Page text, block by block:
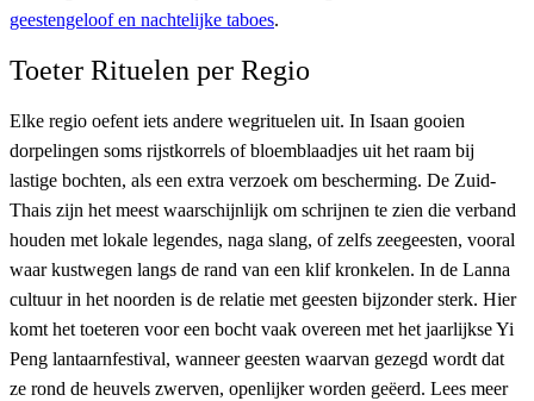
geestengeloof en nachtelijke taboes.
Toeter Rituelen per Regio
Elke regio oefent iets andere wegrituelen uit. In Isaan gooien
dorpelingen soms rijstkorrels of bloemblaadjes uit het raam bij
lastige bochten, als een extra verzoek om bescherming. De Zuid-
Thais zijn het meest waarschijnlijk om schrijnen te zien die verband
houden met lokale legendes, naga slang, of zelfs zeegeesten, vooral
waar kustwegen langs de rand van een klif kronkelen. In de Lanna
cultuur in het noorden is de relatie met geesten bijzonder sterk. Hier
komt het toeteren voor een bocht vaak overeen met het jaarlijkse Yi
Peng lantaarnfestival, wanneer geesten waarvan gezegd wordt dat
ze rond de heuvels zwerven, openlijker worden geëerd. Lees meer